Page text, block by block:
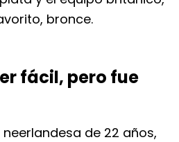
bronce.
fácil, pero fue
de 22 años,